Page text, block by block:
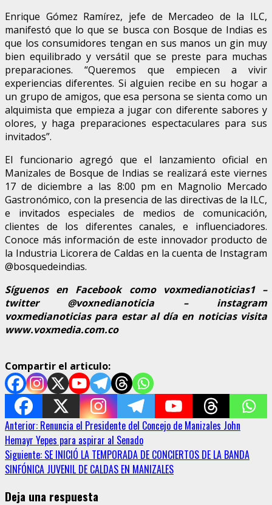
Enrique Gómez Ramírez, jefe de Mercadeo de la ILC,
manifestó que lo que se busca con Bosque de Indias es
que los consumidores tengan en sus manos un gin muy
bien equilibrado y versátil que se preste para muchas
preparaciones. “Queremos que empiecen a vivir
experiencias diferentes. Si alguien recibe en su hogar a
un grupo de amigos, que esa persona se sienta como un
alquimista que empieza a jugar con diferente sabores y
olores, y haga preparaciones espectaculares para sus
invitados”.
El funcionario agregó que el lanzamiento oficial en
Manizales de Bosque de Indias se realizará este viernes
17 de diciembre a las 8:00 pm en Magnolio Mercado
Gastronómico, con la presencia de las directivas de la ILC,
e invitados especiales de medios de comunicación,
clientes de los diferentes canales, e influenciadores.
Conoce más información de este innovador producto de
la Industria Licorera de Caldas en la cuenta de Instagram
@bosquedeindias.
Síguenos en Facebook como voxmedianoticias1 –
twitter @voxnedianoticia – instagram
voxmedianoticias para estar al día en noticias visita
www.voxmedia.com.co
Compartir el articulo:
Sigue
leyendo
Anterior: Renuncia el Presidente del Concejo de Manizales John
Hemayr Yepes para aspirar al Senado
Siguiente: SE INICIÓ LA TEMPORADA DE CONCIERTOS DE LA BANDA
SINFÓNICA JUVENIL DE CALDAS EN MANIZALES
Deja una respuesta